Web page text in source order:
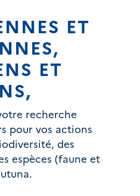
ET
ET
recherche
pour vos actions
des
espèces (faune et